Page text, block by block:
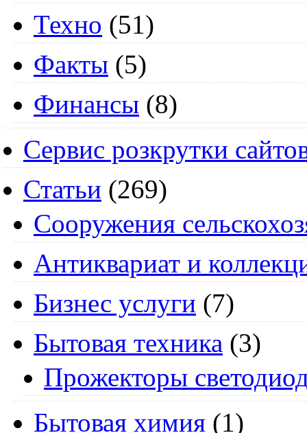
Техно (51)
Факты (5)
Финансы (8)
Сервис розкрутки
Статьи (269)
Cооружения
Антиквариат и
Бизнес услуги (7)
Бытовая техника (3)
Прожекторы
Бытовая химия (1)